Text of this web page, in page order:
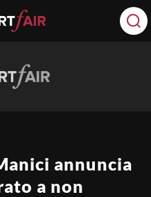
annuncia
a non